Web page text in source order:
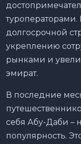
туроператорами.
долгосрочной
укреплению
рынками и
эмират.
В последние
себя Абу-Даби –
популярность.